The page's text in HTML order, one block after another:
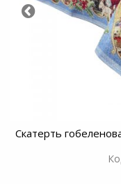
Скатерть